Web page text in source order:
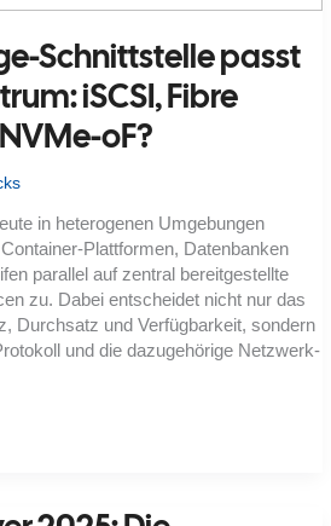
Schnittstelle passt
iSCSI, Fibre
oF?
in heterogenen Umgebungen
Plattformen, Datenbanken
parallel auf zentral bereitgestellte
zu. Dabei entscheidet nicht nur das
Durchsatz und Verfügbarkeit, sondern
und die dazugehörige Netzwerk-